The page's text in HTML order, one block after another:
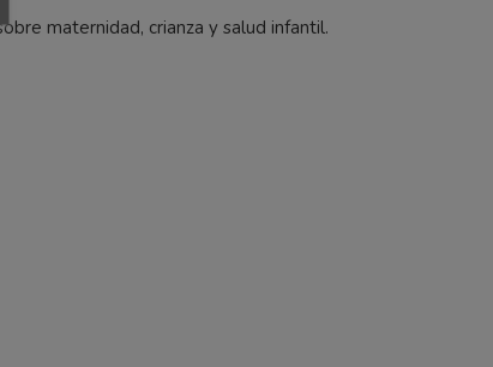
maternidad, crianza y salud infantil.